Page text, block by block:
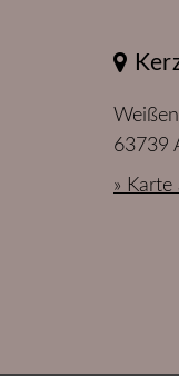
63739
» Karte